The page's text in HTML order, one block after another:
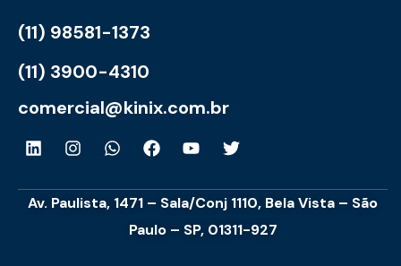
(11) 98581-1373
(11) 3900-4310
comercial@kinix.com.br
Av. Paulista, 1471 – Sala/Conj 1110, Bela Vista – São
Paulo – SP, 01311-927